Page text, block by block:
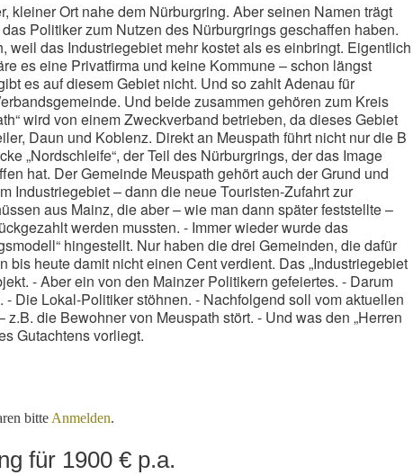
kleiner Ort nahe dem Nürburgring. Aber seinen Namen trägt
Politiker zum Nutzen des Nürburgrings geschaffen haben.
weil das Industriegebiet mehr kostet als es einbringt. Eigentlich
es eine Privatfirma und keine Kommune – schon längst
es auf diesem Gebiet nicht. Und so zahlt Adenau für
Und beide zusammen gehören zum Kreis
wird von einem Zweckverband betrieben, da dieses Gebiet
Daun und Koblenz. Direkt an Meuspath führt nicht nur die B
„Nordschleife“, der Teil des Nürburgrings, der das Image
hat. Der Gemeinde Meuspath gehört auch der Grund und
Industriegebiet – dann die neue Touristen-Zufahrt zur
aus Mainz, die aber – wie man dann später feststellte –
werden mussten. - Immer wieder wurde das
hingestellt. Nur haben die drei Gemeinden, die dafür
bis heute damit nicht einen Cent verdient. Das „Industriegebiet
- Aber ein von den Mainzer Politikern gefeiertes. - Darum
Die Lokal-Politiker stöhnen. - Nachfolgend soll vom aktuellen
die Bewohner von Meuspath stört. - Und was den „Herren
Gutachtens vorliegt.
bitte Anmelden.
für 1900 € p.a.